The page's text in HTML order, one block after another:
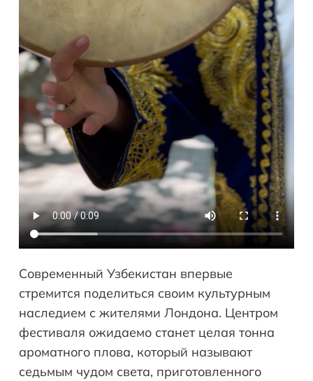
Современный Узбекистан впервые
стремится поделиться своим культурным
наследием с жителями Лондона. Центром
фестиваля ожидаемо станет целая тонна
ароматного плова, который называют
седьмым чудом света, приготовленного